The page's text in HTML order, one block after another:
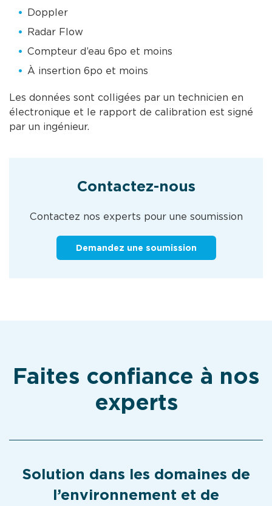
Doppler
Radar Flow
Compteur d’eau 6po et moins
À insertion 6po et moins
Les données sont colligées par un technicien en
électronique et le rapport de calibration est signé
par un ingénieur.
Contactez-nous
Contactez nos experts pour une soumission
Demandez une soumission
Faites confiance à nos
experts
Solution dans les domaines de
l’environnement et de